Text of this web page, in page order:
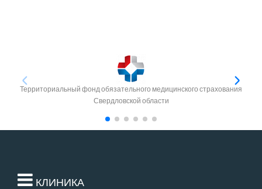
Территориальный фонд обязательного медицинского страхования
Свердловской области
КЛИНИКА